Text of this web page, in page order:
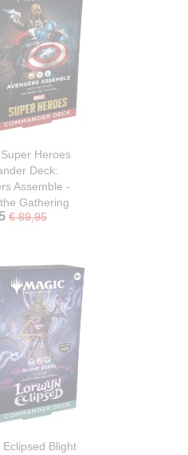
Heroes
Deck:
Assemble -
Gathering
€ 89,95
Eclipsed Blight